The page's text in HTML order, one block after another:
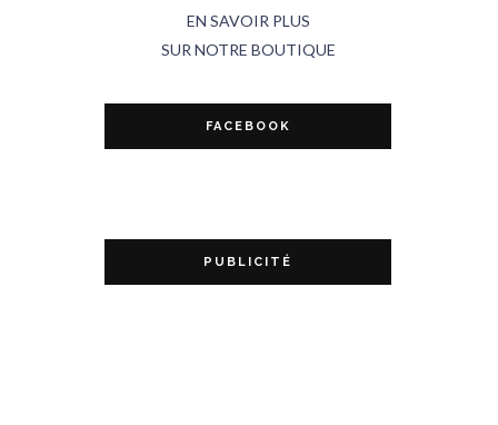
EN SAVOIR PLUS
SUR NOTRE BOUTIQUE
FACEBOOK
PUBLICITÉ